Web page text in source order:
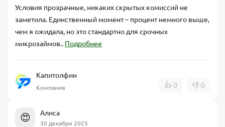
Условия прозрачные, никаких скрытых комиссий не
заметила. Единственный момент – процент немного выше,
чем я ожидала, но это стандартно для срочных
микрозаймов.. Подробнее
Капитолфин
Компания 👍 0 👎 0
😍 Алиса
30 декабря 2025